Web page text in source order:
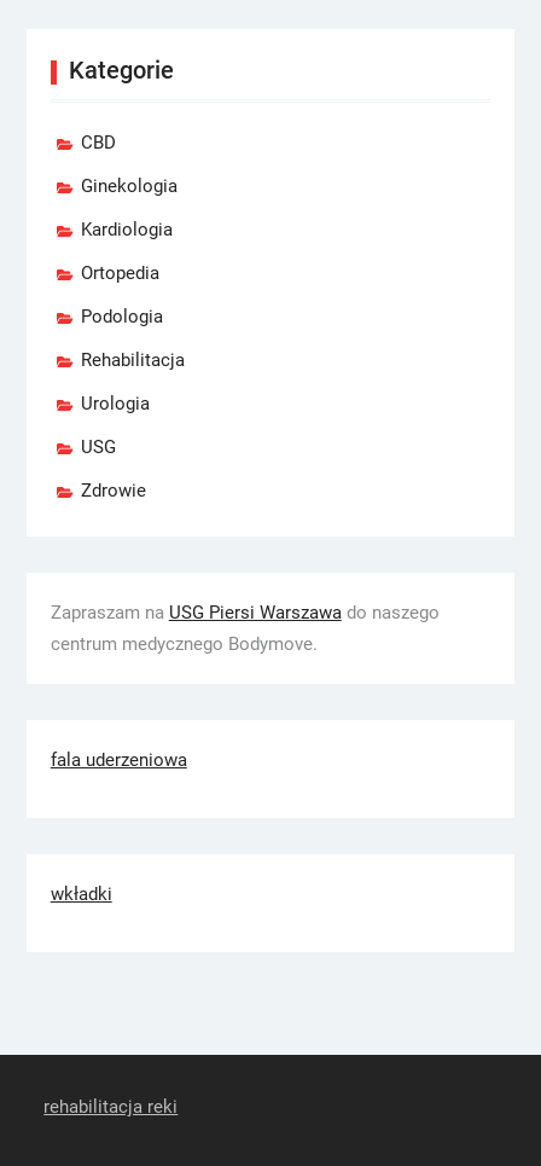
Kategorie
CBD
Ginekologia
Kardiologia
Ortopedia
Podologia
Rehabilitacja
Urologia
USG
Zdrowie
Zapraszam na USG Piersi Warszawado naszego
centrum medycznego Bodymove.
fala uderzeniowa
wkładki
rehabilitacja reki